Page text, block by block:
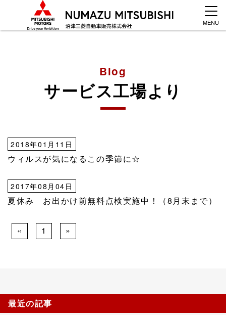
MENU
Blog
サービス工場より
2018年01月11日
ウィルスが気になるこの季節に☆
2017年08月04日
夏休み お出かけ前無料点検実施中！（8月末まで）
« 1 »
最近の記事